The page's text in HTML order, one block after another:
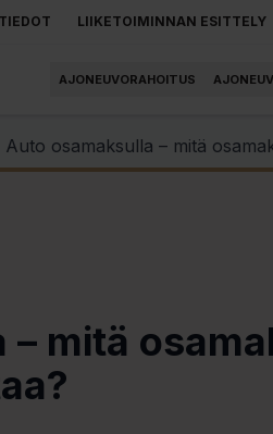
LIIKETOIMINNAN ESITTELY
AJONEUVORAHOITUS
Auto osamaksulla – mitä
mitä